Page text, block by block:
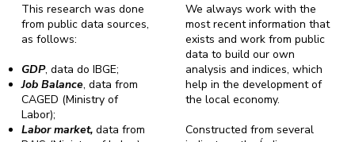
We always work with the
most recent information that
exists and work from public
data to build our own
analysis and indices, which
help in the development of
the local economy.
Constructed from several
This research was done
from public data sources,
as follows:
GDP, data do IBGE;
Job Balance, data from
CAGED (Ministry of
Labor);
Labor market,data from